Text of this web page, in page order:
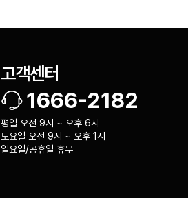
고객센터
1666-2182
평일 오전 9시 ~ 오후 6시
토요일 오전 9시 ~ 오후 1시
일요일/공휴일 휴무